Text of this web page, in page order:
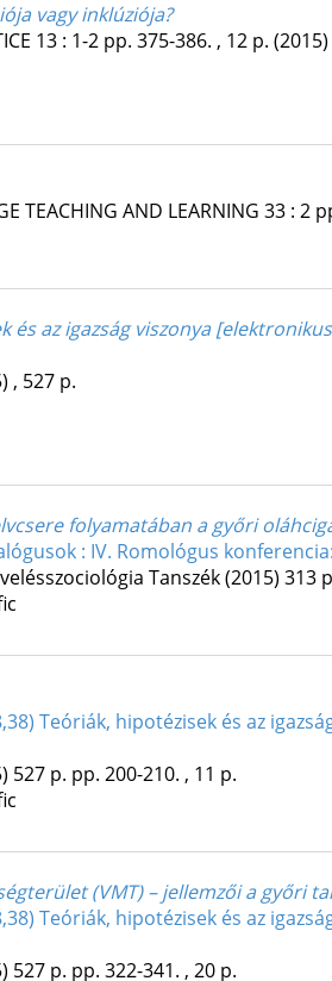
vagy inklúziója?
13: 1-2 pp. 375-386. , 12 p. (2015)
TEACHING AND LEARNING 33: 2
az igazság viszonya [
, 527 p.
folyamatában a győri
: IV. Romológus
Tanszék(2015) 313
Teóriák, hipotézisek és az
527 p. pp. 200-210. , 11 p.
(VMT) – jellemzői a győri
Teóriák, hipotézisek és az
527 p. pp. 322-341. , 20 p.